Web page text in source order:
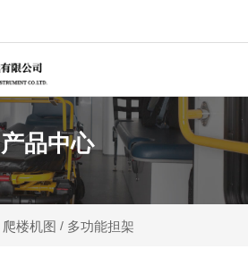
产品中心
爬楼机图 / 多功能担架